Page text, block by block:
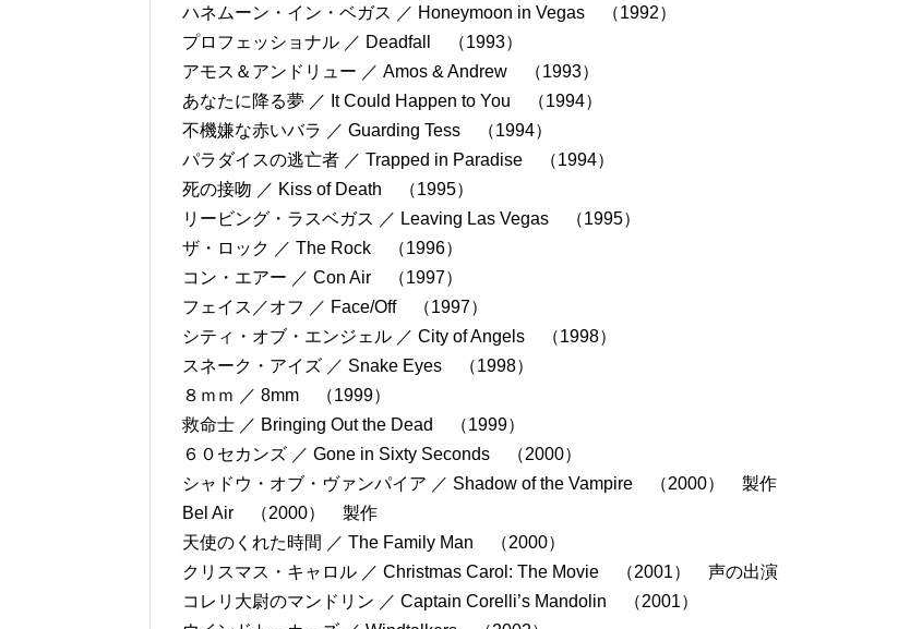
ハネムーン・イン・ベガス ／ Honeymoon in Vegas （1992）
プロフェッショナル ／ Deadfall （1993）
アモス＆アンドリュー ／ Amos & Andrew （1993）
あなたに降る夢 ／ It Could Happen to You （1994）
不機嫌な赤いバラ ／ Guarding Tess （1994）
パラダイスの逃亡者 ／ Trapped in Paradise （1994）
死の接吻 ／ Kiss of Death （1995）
リービング・ラスベガス ／ Leaving Las Vegas （1995）
ザ・ロック ／ The Rock （1996）
コン・エアー ／ Con Air （1997）
フェイス／オフ ／ Face/Off （1997）
シティ・オブ・エンジェル ／ City of Angels （1998）
スネーク・アイズ ／ Snake Eyes （1998）
８ｍｍ ／ 8mm （1999）
救命士 ／ Bringing Out the Dead （1999）
６０セカンズ ／ Gone in Sixty Seconds （2000）
シャドウ・オブ・ヴァンパイア ／ Shadow of the Vampire （2000） 製作
Bel Air （2000） 製作
天使のくれた時間 ／ The Family Man （2000）
クリスマス・キャロル ／ Christmas Carol: The Movie （2001） 声の出演
コレリ大尉のマンドリン ／ Captain Corelli’s Mandolin （2001）